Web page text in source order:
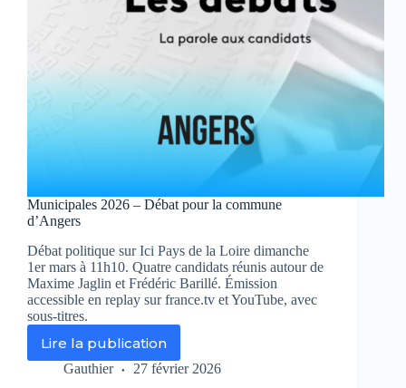
Municipales 2026 – Débat pour la commune
d’Angers
Débat politique sur Ici Pays de la Loire dimanche
1er mars à 11h10. Quatre candidats réunis autour de
Maxime Jaglin et Frédéric Barillé. Émission
accessible en replay sur france.tv et YouTube, avec
sous-titres.
Lire la publication
Municipales
2026
Gauthier 27 février 2026